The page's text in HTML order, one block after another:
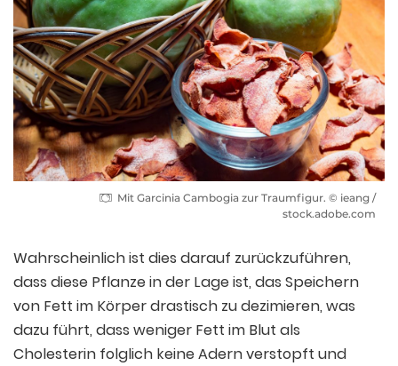
Mit Garcinia Cambogia zur Traumfigur. © ieang /
stock.adobe.com
Wahrscheinlich ist dies darauf zurückzuführen,
dass diese Pflanze in der Lage ist, das Speichern
von Fett im Körper drastisch zu dezimieren, was
dazu führt, dass weniger Fett im Blut als
Cholesterin folglich keine Adern verstopft und